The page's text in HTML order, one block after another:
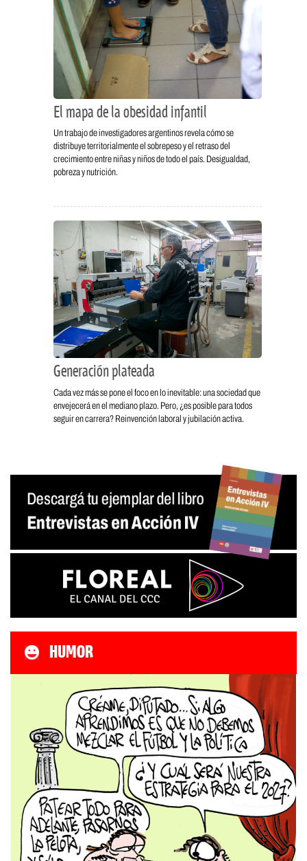
El mapa de la obesidad infantil
Un trabajo de investigadores argentinos revela cómo se
distribuye territorialmente el sobrepeso y el retraso del
crecimiento entre niñas y niños de todo el país. Desigualdad,
pobreza y nutrición.
Generación plateada
Cada vez más se pone el foco en lo inevitable: una sociedad que
envejecerá en el mediano plazo. Pero, ¿es posible para todos
seguir en carrera? Reinvención laboral y jubilación activa.
HUMOR